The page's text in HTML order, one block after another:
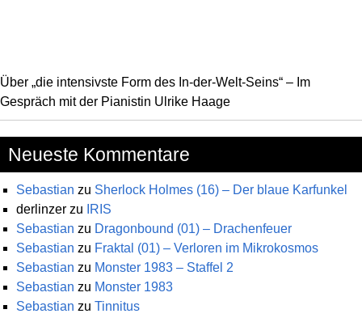
Über „die intensivste Form des In-der-Welt-Seins“ – Im
Gespräch mit der Pianistin Ulrike Haage
Neueste Kommentare
Sebastian zu Sherlock Holmes (16) – Der blaue Karfunkel
derlinzer zu
IRIS
Sebastian zu Dragonbound (01) – Drachenfeuer
Sebastian zu Fraktal (01) – Verloren im Mikrokosmos
Sebastian zu Monster 1983 – Staffel 2
Sebastian zu Monster 1983
Sebastian zu Tinnitus